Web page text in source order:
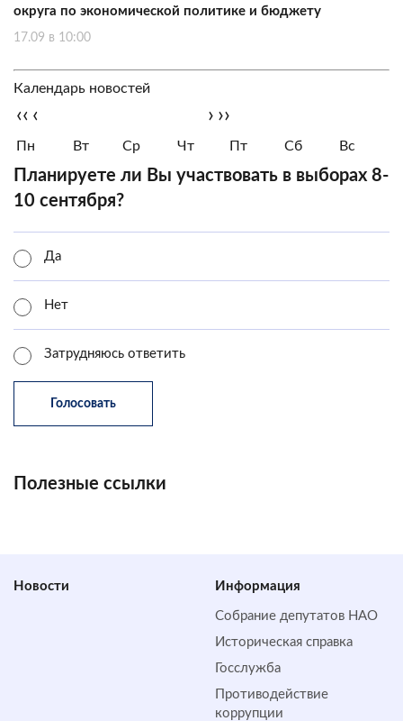
округа по экономической политике и бюджету
17.09 в 10:00
Календарь новостей
‹‹ ‹ › ››
Пн Вт Ср Чт Пт Сб Вс
Планируете ли Вы участвовать в выборах 8-
10 сентября?
Да
Нет
Затрудняюсь ответить
Полезные ссылки
Новости Информация
Собрание депутатов НАО
Историческая справка
Госслужба
Противодействие
коррупции